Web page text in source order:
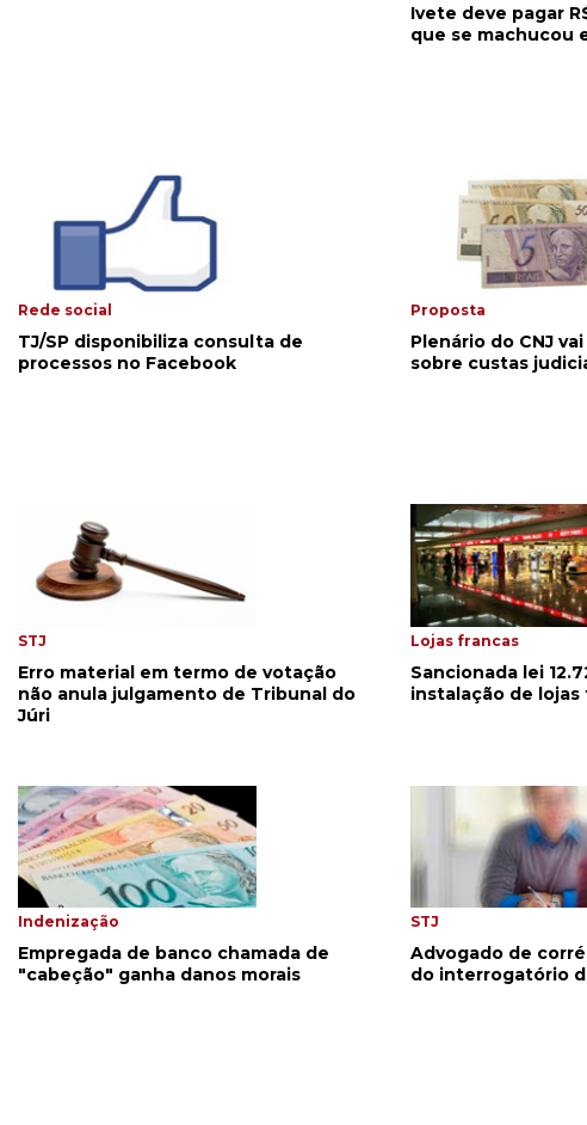
Ivete deve pagar
que se machucou
Rede social
TJ/SP disponibiliza consulta de
processos no Facebook
Proposta
Plenário do CNJ
sobre custas
STJ
Erro material em termo de votação
não anula julgamento de Tribunal do
Júri
Lojas francas
Sancionada lei
instalação de lojas
Indenização
Empregada de banco chamada de
"cabeção" ganha danos morais
STJ
Advogado de
do interrogatório